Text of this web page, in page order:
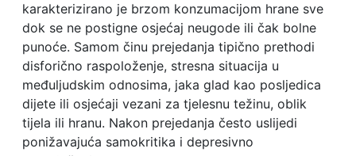
karakterizirano je brzom konzumacijom hrane sve
dok se ne postigne osjećaj neugode ili čak bolne
punoće. Samom činu prejedanja tipično prethodi
disforično raspoloženje, stresna situacija u
međuljudskim odnosima, jaka glad kao posljedica
dijete ili osjećaji vezani za tjelesnu težinu, oblik
tijela ili hranu. Nakon prejedanja često uslijedi
ponižavajuća samokritika i depresivno